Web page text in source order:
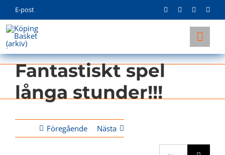
to
content
E-post
KLUBBEN
LAG
Fantastiskt spel
långa stunder!!!
Föregående Nästa